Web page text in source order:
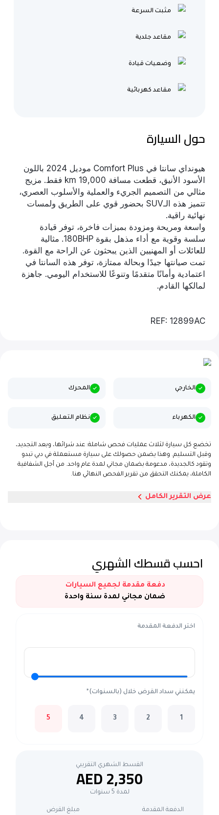
مثبت السرعة
مقاعد جلدية
وضعيات قيادة
مقاعد كهربائية
حول السيارة
هيونداي سانتا في Comfort Plus موديل 2024 باللون
الأسود الأنيق، قطعت مسافة 19,000 km فقط. مزيج
مثالي من التصميم الجريء والعملية والأسلوب العصري،
تتميز هذه الـSUV بحضور قوي على الطريق ولمسات
نهائية راقية.
واسعة ومريحة ومزودة بميزات فاخرة، توفر قيادة
سلسة وقوية مع أداء مذهل بقوة 180BHP. مثالية
للعائلات أو المهنيين الذين يبحثون عن الراحة مع القوة.
تمت صيانتها جيدًا وبحالة ممتازة، توفر هذه السانتا في
اعتمادية وأمانًا متقدمًا وتنوعًا للاستخدام اليومي. جاهزة
لمالكها القادم.
REF: 12899AC
الخارجي المحرك
الكهرباء نظام التعليق
تخضع كل سيارة لثلاث عمليات فحص شاملة: عند شرائها، وبعد التجديد،
وقبل التسليم. وهذا يضمن حصولك على سيارة مستعملة في دبي تبدو
وتقود كالجديدة، مدعومة بضمان مجاني لمدة عام واحد. من أجل الشفافية
الكاملة، يمكنك التحقق من تقرير الفحص النهائي هنا.
عرض التقرير الكامل
احسب قسطك الشهري
دفعة مقدمة لجميع السيارات
ضمان مجاني لمدة سنة واحدة
اختر الدفعة المقدمة
يمكنني سداد القرض خلال (بالسنوات)*
1
2
3
4
5
القسط الشهري التقريبي
AED 2,350
لمدة 5 سنوات
الدفعة المقدمة مبلغ القرض